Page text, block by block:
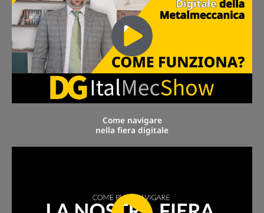
Come navigare
nella fiera digitale